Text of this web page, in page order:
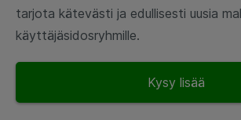
tarjota kätevästi ja edullisesti uusia
käyttäjäsidosryhmille.
Kysy lisää